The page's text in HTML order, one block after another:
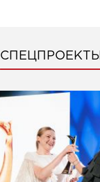
СПЕЦПРОЕКТЫ